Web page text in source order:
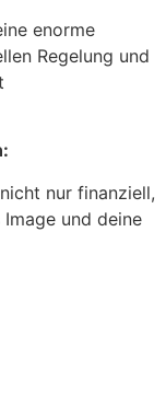
enorme
Regelung und
nur finanziell,
und deine